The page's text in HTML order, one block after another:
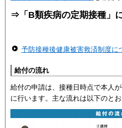
⇒「B類疾病の定期接種」
予防接種後健康被害救済制度に
給付の流れ
給付の申請は、接種日時点で本人
に行います。主な流れは以下のとお